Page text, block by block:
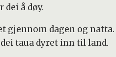
å døy.
gjennom dagen og
taua dyret inn til land.